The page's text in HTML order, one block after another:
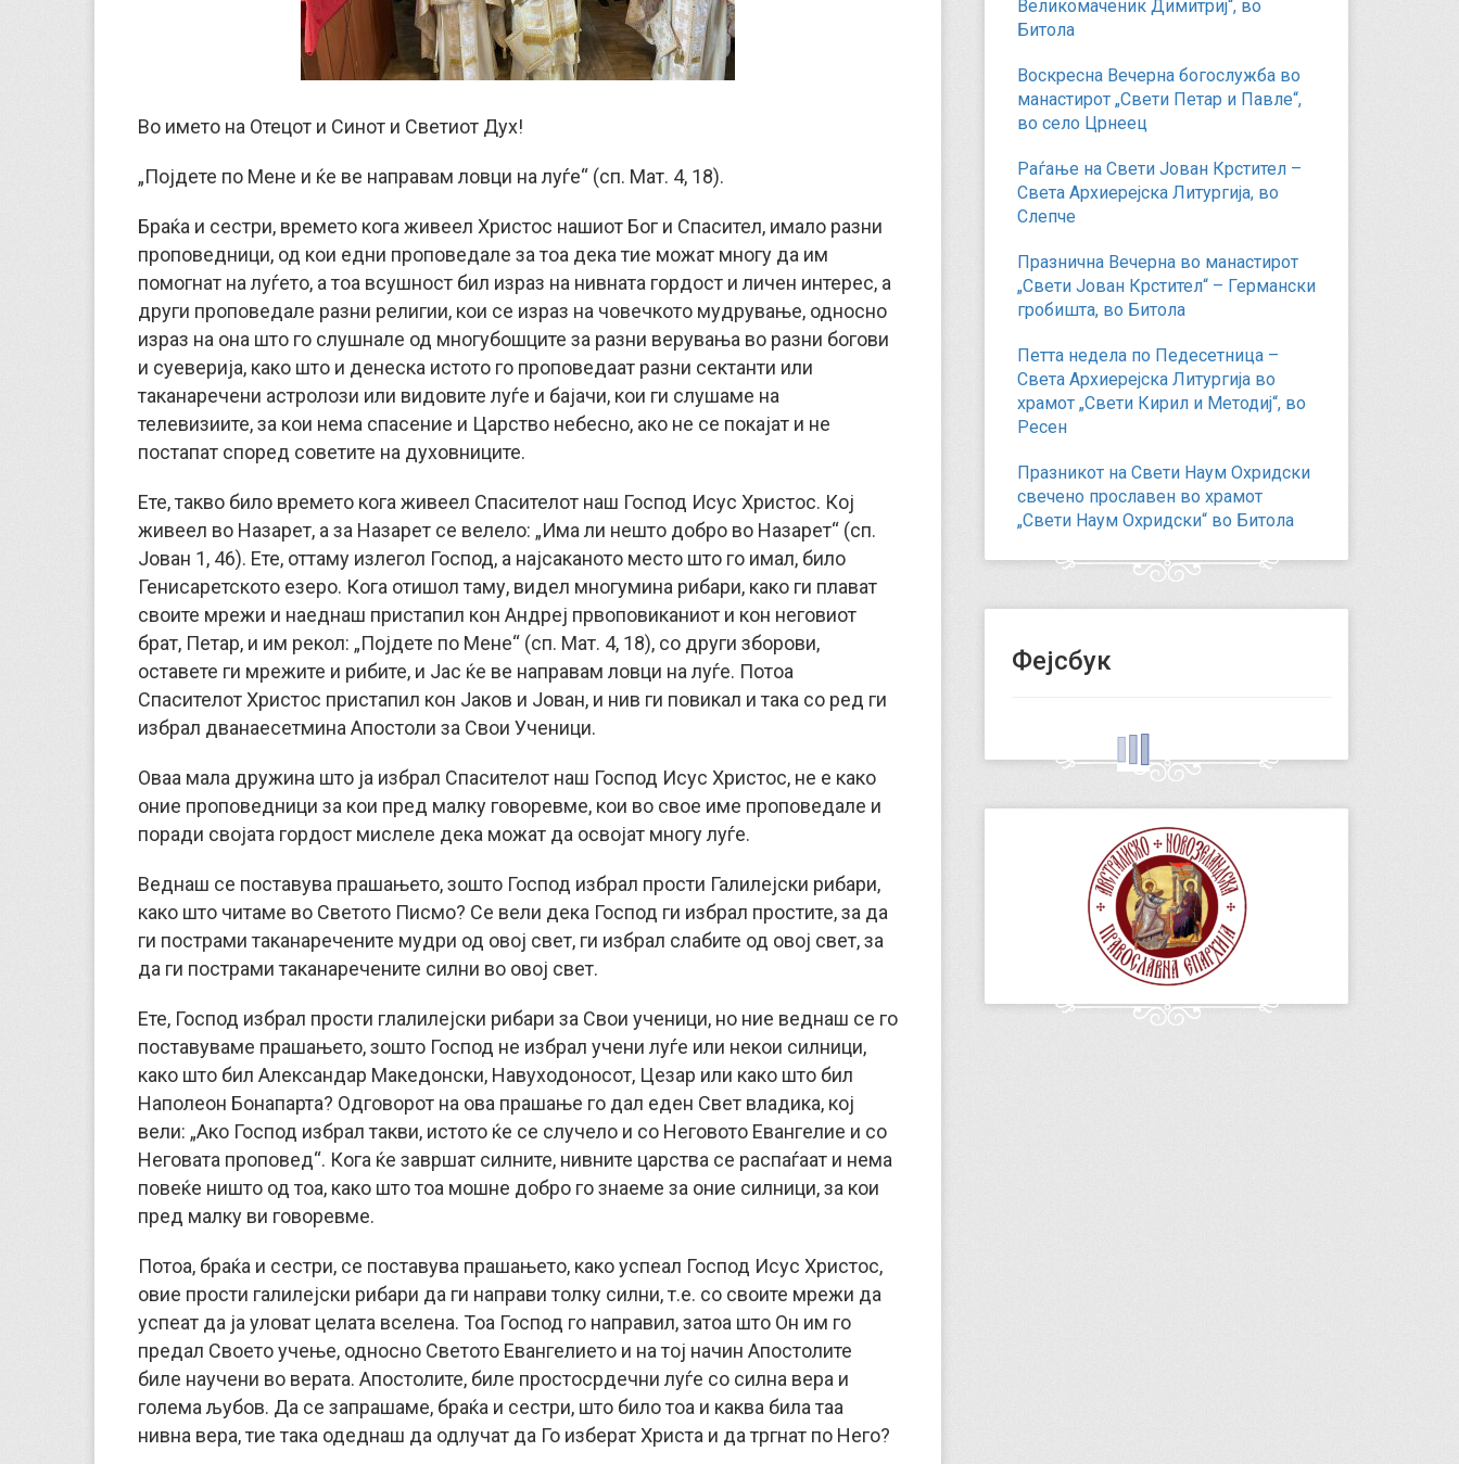
Во името на Отецот и Синот и Светиот Дух!
„Појдете по Мене и ќе ве направам ловци на луѓе“ (сп. Мат. 4, 18).
Браќа и сестри, времето кога живеел Христос нашиот Бог и Спасител, имало разни
проповедници, од кои едни проповедале за тоа дека тие можат многу да им
помогнат на луѓето, а тоа всушност бил израз на нивната гордост и личен интерес, а
други проповедале разни религии, кои се израз на човечкото мудрување, односно
израз на она што го слушнале од многубошците за разни верувања во разни богови
и суеверија, како што и денеска истото го проповедаат разни сектанти или
таканаречени астролози или видовите луѓе и бајачи, кои ги слушаме на
телевизиите, за кои нема спасение и Царство небесно, ако не се покајат и не
постапат според советите на духовниците.
Ете, такво било времето кога живеел Спасителот наш Господ Исус Христос. Кој
живеел во Назарет, а за Назарет се велело: „Има ли нешто добро во Назарет“ (сп.
Јован 1, 46). Ете, оттаму излегол Господ, а најсаканото место што го имал, било
Генисаретското езеро. Кога отишол таму, видел многумина рибари, како ги плават
своите мрежи и наеднаш пристапил кон Андреј првоповиканиот и кон неговиот
брат, Петар, и им рекол: „Појдете по Мене“ (сп. Мат. 4, 18), со други зборови,
оставете ги мрежите и рибите, и Јас ќе ве направам ловци на луѓе. Потоа
Спасителот Христос пристапил кон Јаков и Јован, и нив ги повикал и така со ред ги
избрал дванаесетмина Апостоли за Свои Ученици.
Оваа мала дружина што ја избрал Спасителот наш Господ Исус Христос, не е како
оние проповедници за кои пред малку говоревме, кои во свое име проповедале и
поради својата гордост мислеле дека можат да освојат многу луѓе.
Веднаш се поставува прашањето, зошто Господ избрал прости Галилејски рибари,
како што читаме во Светото Писмо? Се вели дека Господ ги избрал простите, за да
ги пострами таканаречените мудри од овој свет, ги избрал слабите од овој свет, за
да ги пострами таканаречените силни во овој свет.
Ете, Господ избрал прости глалилејски рибари за Свои ученици, но ние веднаш се го
поставуваме прашањето, зошто Господ не избрал учени луѓе или некои силници,
како што бил Александар Македонски, Навуходоносот, Цезар или како што бил
Наполеон Бонапарта? Одговорот на ова прашање го дал еден Свет владика, кој
вели: „Ако Господ избрал такви, истото ќе се случело и со Неговото Евангелие и со
Неговата проповед“. Кога ќе завршат силните, нивните царства се распаѓаат и нема
повеќе ништо од тоа, како што тоа мошне добро го знаеме за оние силници, за кои
пред малку ви говоревме.
Потоа, браќа и сестри, се поставува прашањето, како успеал Господ Исус Христос,
овие прости галилејски рибари да ги направи толку силни, т.е. со своите мрежи да
успеат да ја уловат целата вселена. Тоа Господ го направил, затоа што Он им го
предал Своето учење, односно Светото Евангелието и на тој начин Апостолите
биле научени во верата. Апостолите, биле простосрдечни луѓе со силна вера и
голема љубов. Да се запрашаме, браќа и сестри, што било тоа и каква била таа
нивна вера, тие така одеднаш да одлучат да Го изберат Христа и да тргнат по Него?
Великомаченик Димитриј“, во
Битола
Воскресна Вечерна богослужба во
манастирот „Свети Петар и Павле“,
во село Црнеец
Раѓање на Свети Јован Крстител –
Света Архиерејска Литургија, во
Слепче
Празнична Вечерна во манастирот
„Свети Јован Крстител“ – Германски
гробишта, во Битола
Петта недела по Педесетница –
Света Архиерејска Литургија во
храмот „Свети Кирил и Методиј“, во
Ресен
Празникот на Свети Наум Охридски
свечено прославен во храмот
„Свети Наум Охридски“ во Битола
Фејсбук